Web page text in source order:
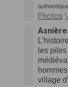
Photos
les
village